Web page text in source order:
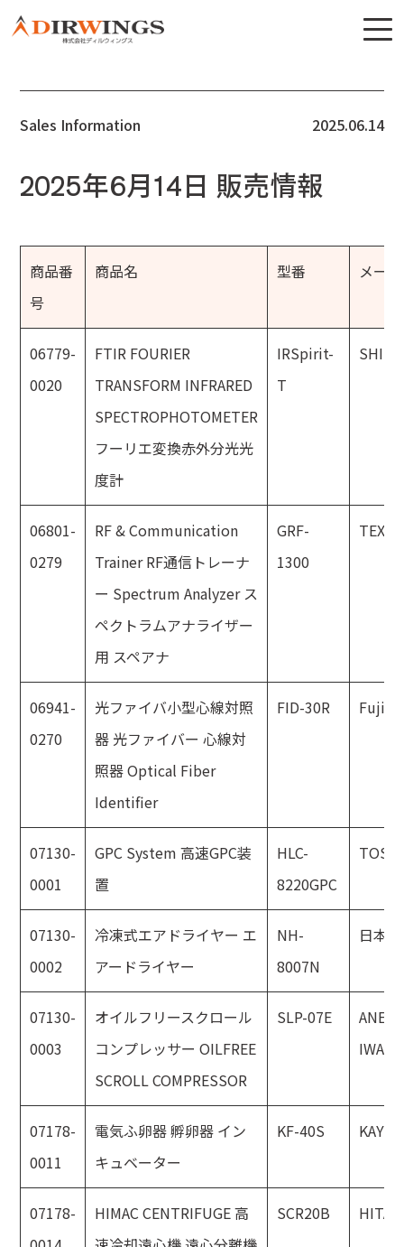
Sales Information 2025.06.14
2025年6月14日 販売情報
商品番
号
商品名 型番 メー
06779-
0020
FTIR FOURIER
TRANSFORM INFRARED
SPECTROPHOTOMETER
フーリエ変換赤外分光光
度計
IRSpirit-
T
06801-
0279
RF & Communication
Trainer RF通信トレーナ
ー Spectrum Analyzer ス
ペクトラムアナライザー
用 スペアナ
GRF-
1300
TEXIO
06941-
0270
光ファイバ小型心線対照
器 光ファイバー 心線対
照器 Optical Fiber
Identifier
FID-30R
07130-
0001
GPC System 高速GPC装
置
HLC-
8220GPC
07130-
0002
冷凍式エアドライヤー エ
アードライヤー
NH-
8007N
日本
07130-
0003
オイルフリースクロール
コンプレッサー OILFREE
SCROLL COMPRESSOR
SLP-07E
IWATA
07178-
0011
電気ふ卵器 孵卵器 イン
キュベーター
KF-40S
07178-
HIMAC CENTRIFUGE 高
SCR20B